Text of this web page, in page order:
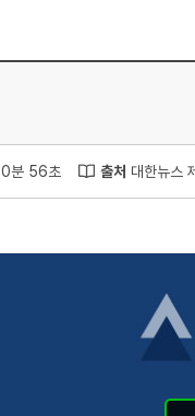
분 56초 출처 대한뉴스